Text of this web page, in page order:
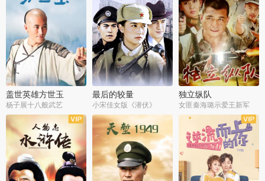
盖世英雄方世玉
杨子展十八般武艺
最后的较量
小宋佳女版《潜伏》
独立纵队
女匪秦海璐示爱王新军
全40集
全30集 全43集